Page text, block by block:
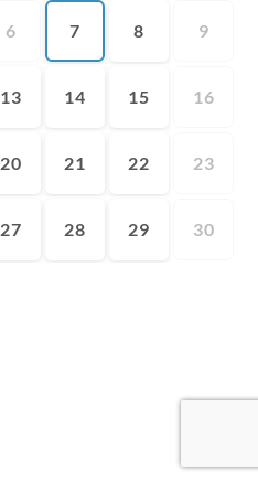
6 7 8 9
13 14 15 16
20 21 22 23
27 28 29 30